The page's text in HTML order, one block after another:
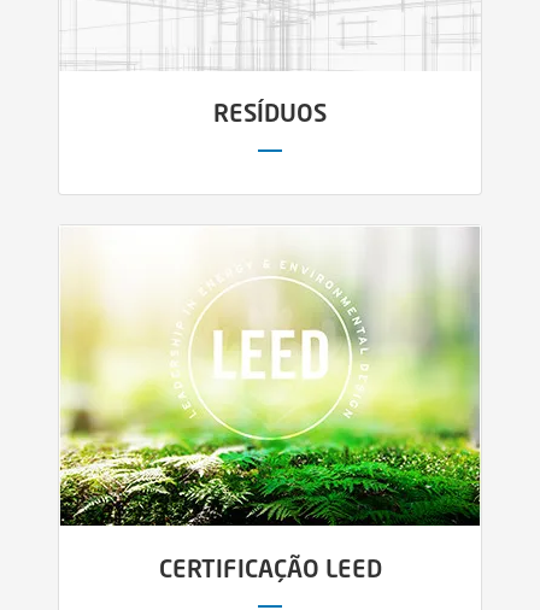
RESÍDUOS
CERTIFICAÇÃO LEED